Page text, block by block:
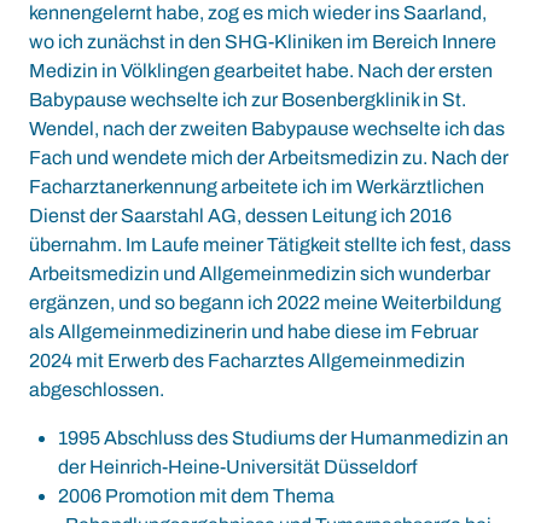
kennengelernt habe, zog es mich wieder ins Saarland,
wo ich zunächst in den SHG-Kliniken im Bereich Innere
Medizin in Völklingen gearbeitet habe. Nach der ersten
Babypause wechselte ich zur Bosenbergklinik in St.
Wendel, nach der zweiten Babypause wechselte ich das
Fach und wendete mich der Arbeitsmedizin zu. Nach der
Facharztanerkennung arbeitete ich im Werkärztlichen
Dienst der Saarstahl AG, dessen Leitung ich 2016
übernahm. Im Laufe meiner Tätigkeit stellte ich fest, dass
Arbeitsmedizin und Allgemeinmedizin sich wunderbar
ergänzen, und so begann ich 2022 meine Weiterbildung
als Allgemeinmedizinerin und habe diese im Februar
2024 mit Erwerb des Facharztes Allgemeinmedizin
abgeschlossen.
1995 Abschluss des Studiums der Humanmedizin an
der Heinrich-Heine-Universität Düsseldorf
2006 Promotion mit dem Thema